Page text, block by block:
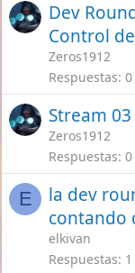
Dev
Control
Zeros1912
Respuestas 0
Stream
Zeros1912
Respuestas 0
E
la dev
contando
elkivan
Respuestas 1